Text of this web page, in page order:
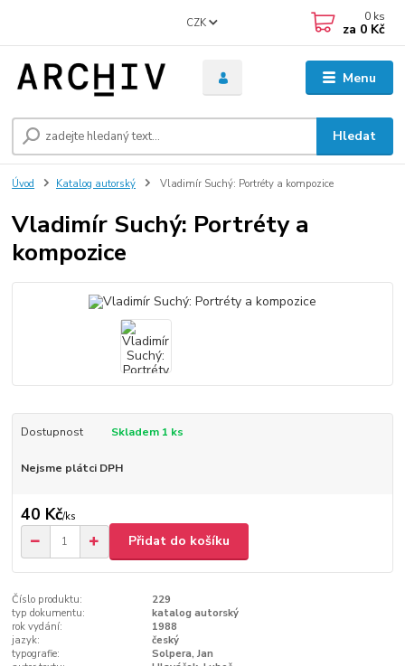
Menu
CZK
Hledat
0 ks
za 0 Kč
Úvod Katalog autorský Vladimír Suchý: Portréty a kompozice
Vladimír Suchý: Portréty a
kompozice
Dostupnost Skladem 1 ks
Nejsme plátci DPH
40 Kč/ks
Přidat do košíku
Číslo produktu:
229
typ dokumentu:
katalog autorský
rok vydání:
1988
jazyk:
český
typografie:
Solpera, Jan